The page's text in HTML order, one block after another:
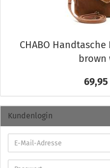
CHABO Hand­ta­sche
brown
69,95
Kundenlogin